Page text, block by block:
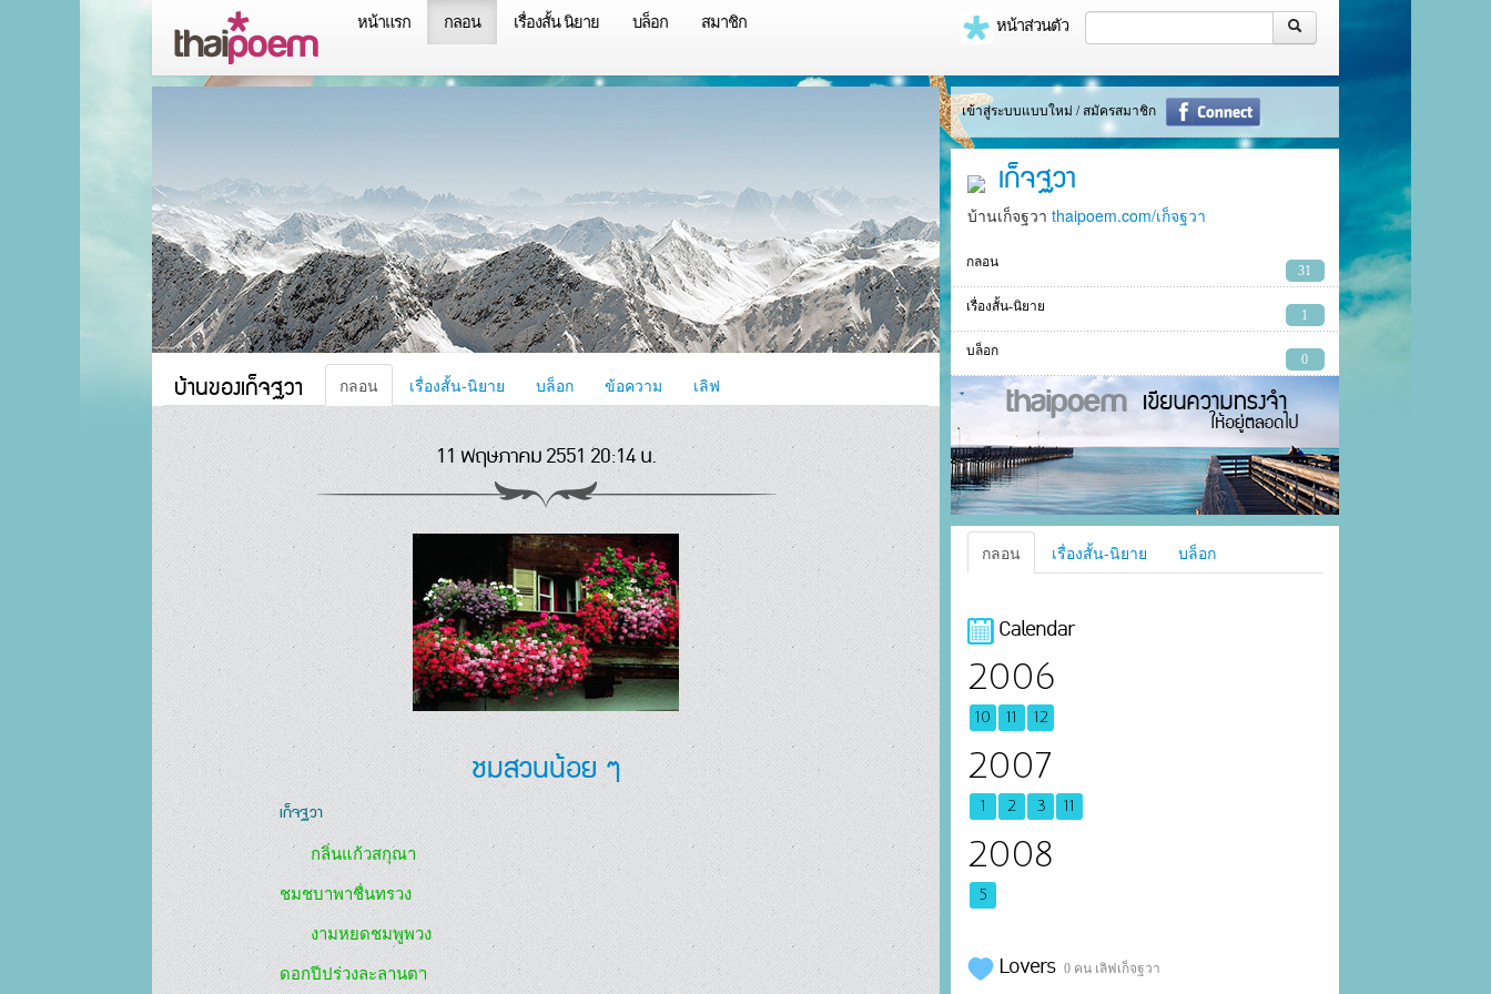
หน้าแรก กลอน เรื่องสั้น นิยาย บล็อก สมาชิก หน้าส่วนตัว
บ้านของเก็จฐวา กลอน เรื่องสั้น-นิยาย บล็อก ข้อความ เลิฟ
11 พฤษภาคม 2551 20:14 น.
ชมสวนน้อย ๆ
เก็จฐวา
       กลิ่นแก้วสกุณา
ชมชบาพาชื่นทรวง
       งามหยดชมพูพวง
ดอกปีปร่วงละลานตา
เข้าสู่ระบบแบบใหม่ / สมัครสมาชิก
เก็จฐวา
บ้านเก็จฐวา thaipoem.com/เก็จฐวา
กลอน
31
เรื่องสั้น-นิยาย
1
บล็อก
0
กลอน เรื่องสั้น-นิยาย บล็อก
Calendar
2006
10 11 12
2007
1 2 3 11
2008
5
Lovers 0 คน เลิฟเก็จฐวา